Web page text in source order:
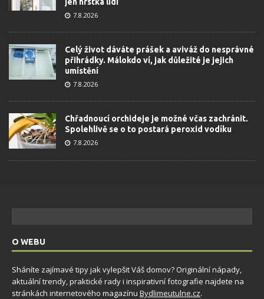
7.8.2026
Celý život dáváte prášek a aviváž do nesprávné
přihrádky. Málokdo ví, jak důležité je jejich
umístění
7.8.2026
Chřadnoucí orchideje je možné včas zachránit.
Spolehlivě se o to postará peroxid vodíku
7.8.2026
O WEBU
Sháníte zajímavé tipy jak vylepšit Váš domov? Originální nápady,
aktuální trendy, praktické rady i inspirativní fotografie najdete na
stránkách internetového magazínu Bydlimeutulne.cz.